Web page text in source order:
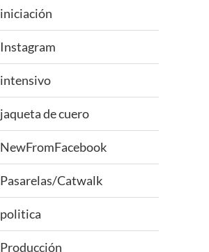
iniciación
Instagram
intensivo
jaqueta de cuero
NewFromFacebook
Pasarelas/Catwalk
politica
Producción